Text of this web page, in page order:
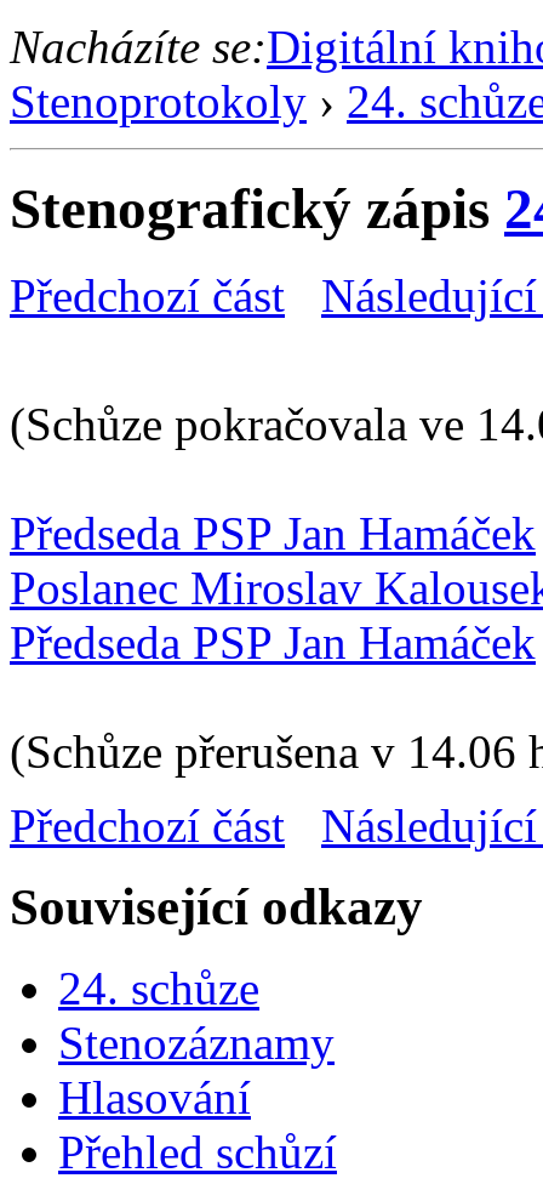
Nacházíte se:Digitální
Stenoprotokoly › 24.
Stenografický zápis
Předchozí část Následující
(Schůze pokračovala ve
Předseda PSP Jan Hamáček
Poslanec Miroslav
Předseda PSP Jan Hamáček
(Schůze přerušena v 14.06
Předchozí část
Následující
Související odkazy
24. schůze
Stenozáznamy
Hlasování
Přehled schůzí